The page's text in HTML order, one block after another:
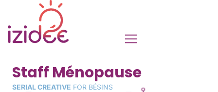
Staff Ménopause
SERIAL CREATIVE FOR BÉSINS